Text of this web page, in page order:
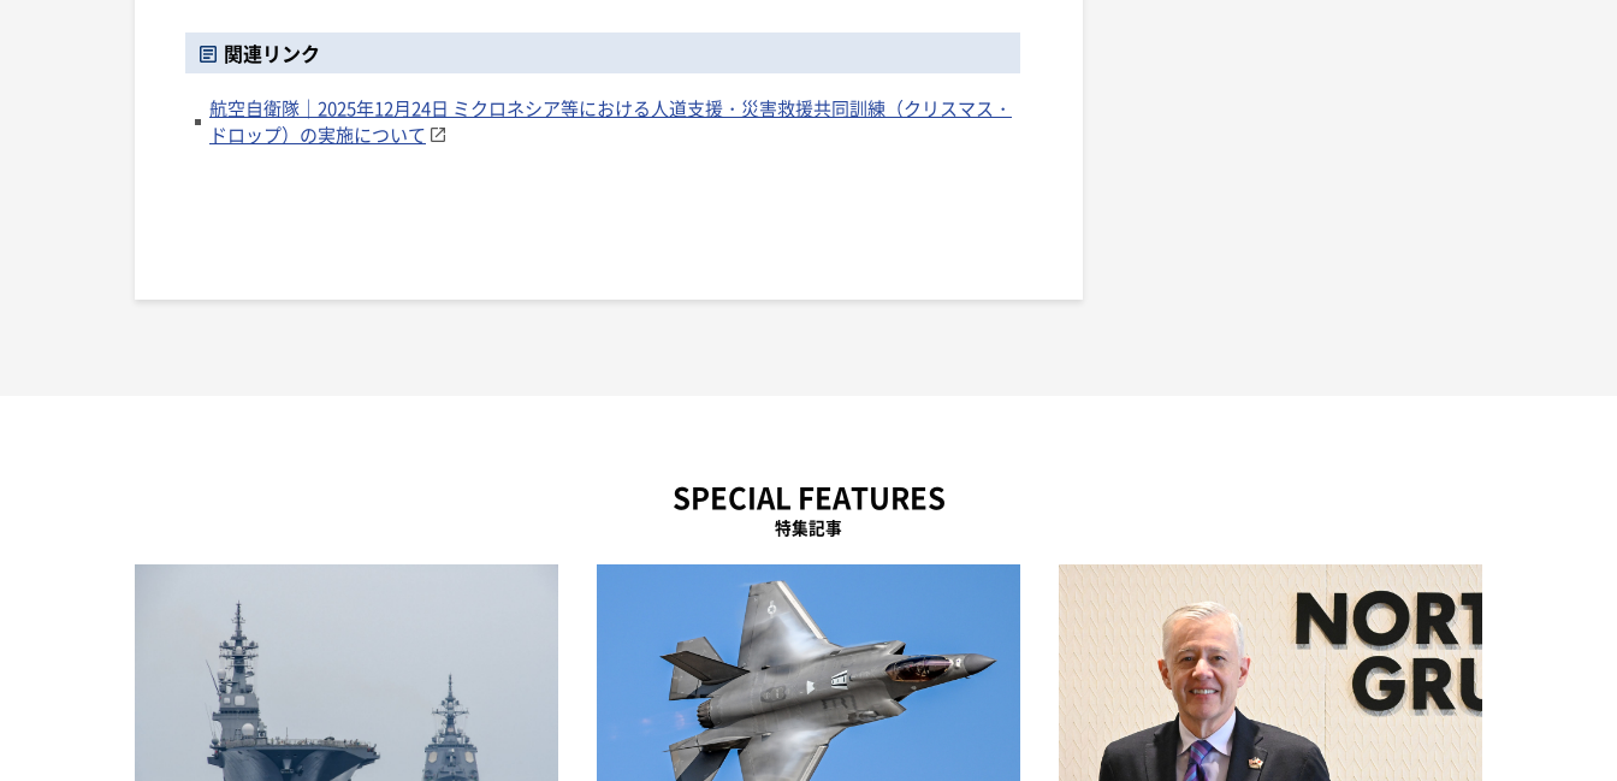
関連リンク
航空自衛隊｜2025年12月24日 ミクロネシア等における人道支援・災害救援共同訓練（クリスマス・
ドロップ）の実施について
SPECIAL FEATURES
特集記事